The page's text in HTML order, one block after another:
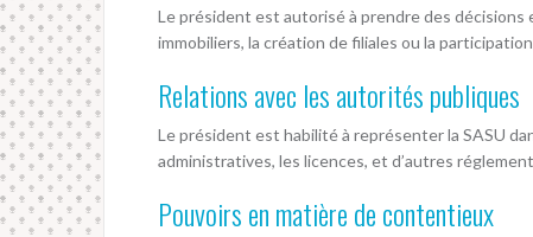
Le président est autorisé à prendre des décisions
immobiliers, la création de filiales ou la
Relations avec les autorités publiques
Le président est habilité à représenter la SASU
administratives, les licences, et d’autres
Pouvoirs en matière de contentieux